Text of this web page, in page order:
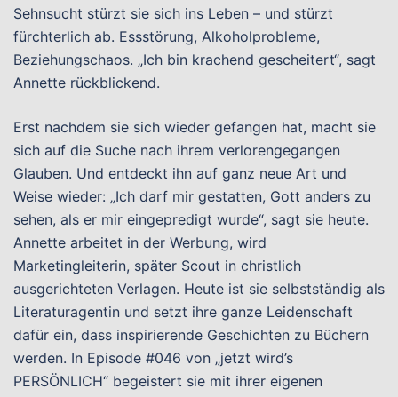
Sehnsucht stürzt sie sich ins Leben – und stürzt
fürchterlich ab. Essstörung, Alkoholprobleme,
Beziehungschaos. „Ich bin krachend gescheitert“, sagt
Annette rückblickend.
Erst nachdem sie sich wieder gefangen hat, macht sie
sich auf die Suche nach ihrem verlorengegangen
Glauben. Und entdeckt ihn auf ganz neue Art und
Weise wieder: „Ich darf mir gestatten, Gott anders zu
sehen, als er mir eingepredigt wurde“, sagt sie heute.
Annette arbeitet in der Werbung, wird
Marketingleiterin, später Scout in christlich
ausgerichteten Verlagen. Heute ist sie selbstständig als
Literaturagentin und setzt ihre ganze Leidenschaft
dafür ein, dass inspirierende Geschichten zu Büchern
werden. In Episode #046 von „jetzt wird’s
PERSÖNLICH“ begeistert sie mit ihrer eigenen